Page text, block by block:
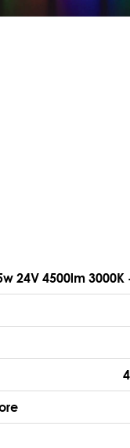
24V 4500lm 3000K